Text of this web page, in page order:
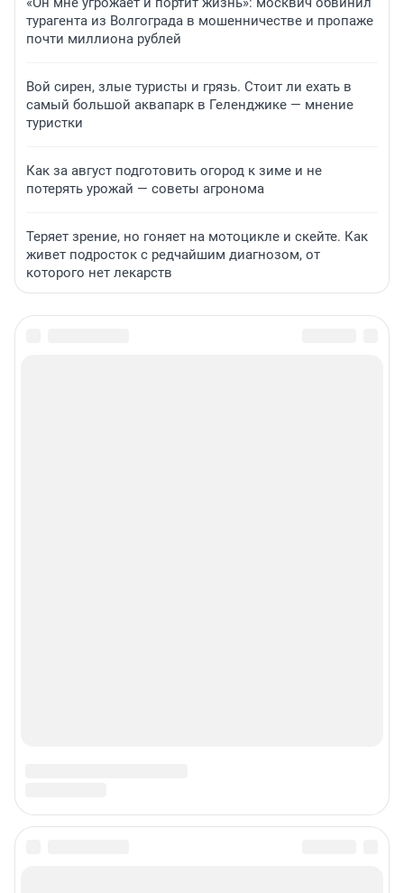
турагента из Волгограда в мошенничестве и пропаже
почти миллиона рублей
Вой сирен, злые туристы и грязь. Стоит ли ехать в
самый большой аквапарк в Геленджике — мнение
туристки
Как за август подготовить огород к зиме и не
потерять урожай — советы агронома
Теряет зрение, но гоняет на мотоцикле и скейте. Как
живет подросток с редчайшим диагнозом, от
которого нет лекарств